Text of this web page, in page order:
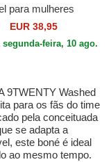
para mulheres
A Frame Denim
York Yankees MLB
EUR 38,95
segunda-feira, 10 ago.
9TWENTY Washed
para os fãs do time
pela conceituada
se adapta a
este boné é ideal
ao mesmo tempo.